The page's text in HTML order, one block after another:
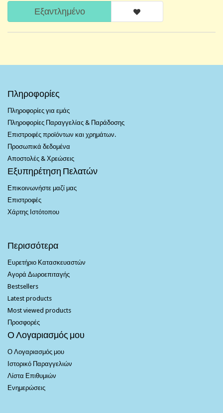
Εξαντλημένο
Πληροφορίες
Πληροφορίες για εμάς
Πληροφορίες Παραγγελίας & Παράδοσης
Επιστροφές προϊόντων και χρημάτων.
Προσωπικά δεδομένα
Αποστολές & Χρεώσεις
Εξυπηρέτηση Πελατών
Επικοινωνήστε μαζί μας
Επιστροφές
Χάρτης Ιστότοπου
Περισσότερα
Ευρετήριο Κατασκευαστών
Αγορά Δωροεπιταγής
Bestsellers
Latest products
Most viewed products
Προσφορές
Ο Λογαριασμός μου
Ο Λογαριασμός μου
Ιστορικό Παραγγελιών
Λίστα Επιθυμιών
Ενημερώσεις